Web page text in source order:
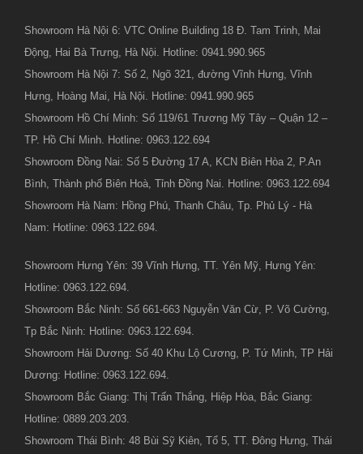
Showroom Hà Nội 6: VTC Online Building 18 Đ. Tam Trinh, Mai
Động, Hai Bà Trưng, Hà Nội. Hotline: 0941.990.965
Showroom Hà Nội 7: Số 2, Ngõ 321, đường Vĩnh Hưng, Vĩnh
Hưng, Hoàng Mai, Hà Nội. Hotline: 0941.990.965
Showroom Hồ Chí Minh: Số 119/61 Trương Mỹ Tây – Quận 12 –
TP. Hồ Chí Minh. Hotline: 0963.122.694
Showroom Đồng Nai: Số 5 Đường 17 A, KCN Biên Hòa 2, P.An
Bình, Thành phố Biên Hoà, Tỉnh Đồng Nai. Hotline: 0963.122.694
Showroom Hà Nam: Hồng Phú, Thanh Châu, Tp. Phủ Lý - Hà
Nam: Hotline: 0963.122.694.
Showroom Hưng Yên: 39 Vĩnh Hưng, TT. Yên Mỹ, Hưng Yên:
Hotline: 0963.122.694.
Showroom Bắc Ninh: Số 661-663 Nguyễn Văn Cừ, P. Võ Cường,
Tp Bắc Ninh: Hotline: 0963.122.694.
Showroom Hải Dương: Số 40 Khu Lộ Cương, P. Tứ Minh, TP Hải
Dương: Hotline: 0963.122.694.
Showroom Bắc Giang: Thị Trấn Thắng, Hiệp Hòa, Bắc Giang:
Hotline: 0889.203.203.
Showroom Thái Bình: 48 Bùi Sỹ Kiên, Tổ 5, TT. Đông Hưng, Thái